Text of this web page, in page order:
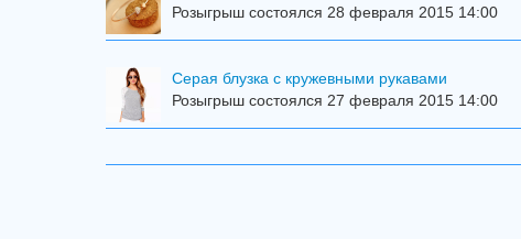
Розыгрыш состоялся 28 февраля 2015 14:00
Серая блузка с кружевными рукавами
Розыгрыш состоялся 27 февраля 2015 14:00